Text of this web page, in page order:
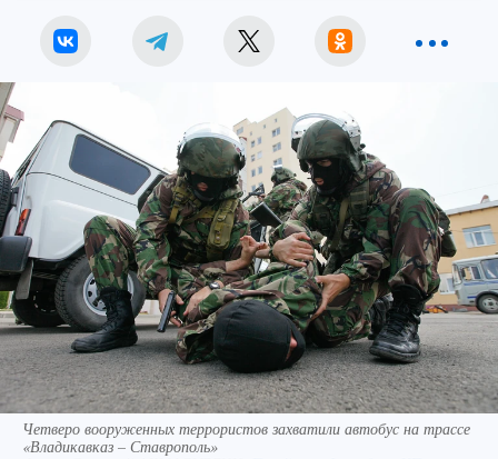
Четверо вооруженных террористов захватили автобус на трассе
«Владикавказ – Ставрополь»